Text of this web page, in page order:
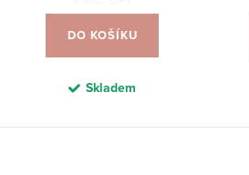
DO KOŠÍKU
Skladem